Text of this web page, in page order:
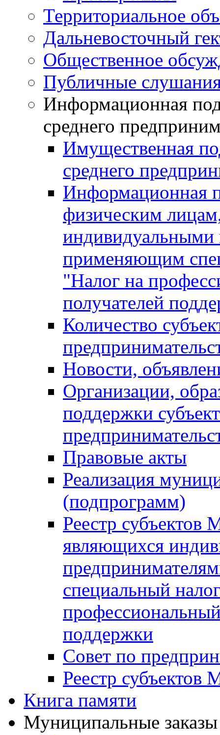
Территориальное
Дальневосточный
Общественное
Публичные
Информационная
среднего
Имущественная
среднего
Информационная
физическим
индивидуальными
применяющим
"Налог на
получателей
Количество
Новости,
Организации,
поддержки
Правовые акты
Реализация
(подпрограмм)
Реестр
являющихся
специальный
поддержки
Совет по
Реестр
Книга памяти
Муниципальные